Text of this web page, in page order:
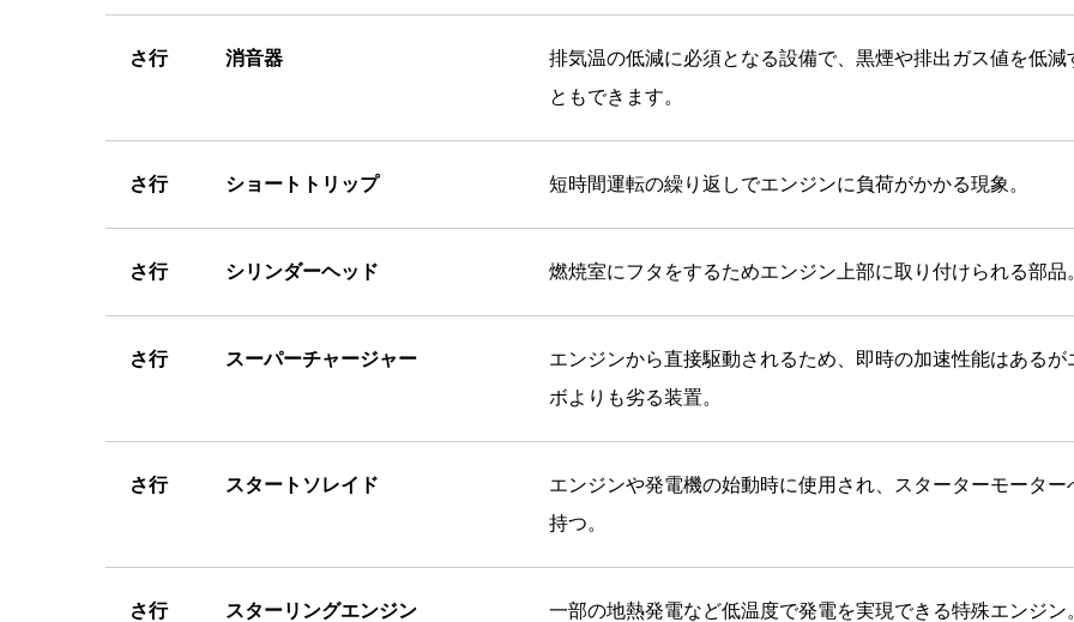
さ行 消音器
排気温の低減に必須となる設備で、黒煙や排出ガス値を低減
ともできます。
さ行 ショートトリップ 短時間運転の繰り返しでエンジンに負荷がかかる現象。
さ行 シリンダーヘッド 燃焼室にフタをするためエンジン上部に取り付けられる部品
さ行 スーパーチャージャー
エンジンから直接駆動されるため、即時の加速性能はあるが
ボよりも劣る装置。
さ行 スタートソレイド
エンジンや発電機の始動時に使用され、スターターモーター
持つ。
さ行 スターリングエンジン 一部の地熱発電など低温度で発電を実現できる特殊エンジン